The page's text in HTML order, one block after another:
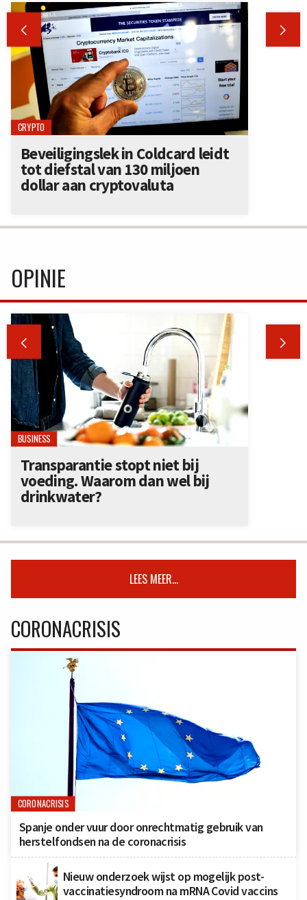
 
CRYPTO
Beveiligingslek in Coldcard leidt
tot diefstal van 130 miljoen
dollar aan cryptovaluta
OPINIE
 
BUSINESS
Transparantie stopt niet bij
voeding. Waarom dan wel bij
drinkwater?
LEES MEER...
CORONACRISIS
CORONACRISIS
Spanje onder vuur door onrechtmatig gebruik van
herstelfondsen na de coronacrisis
Nieuw onderzoek wijst op mogelijk post-
vaccinatiesyndroom na mRNA Covid vaccins